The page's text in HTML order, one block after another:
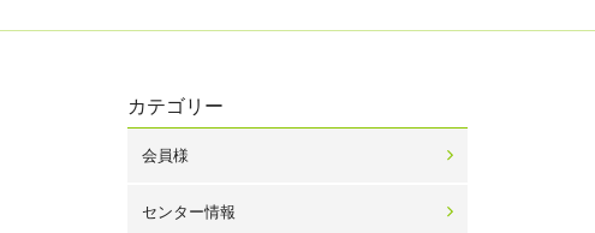
カテゴリー
会員様
センター情報